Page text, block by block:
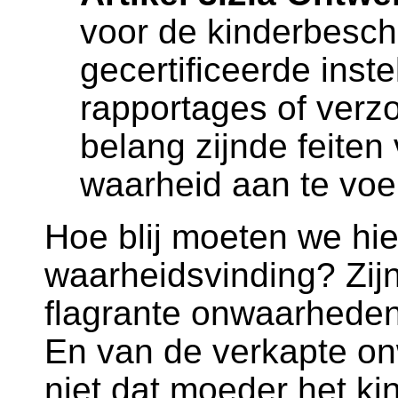
voor de
gecertificeerde
rapportages of
belang zijnde feiten
waarheid aan te
Hoe blij moeten we
waarheidsvinding?
flagrante
En van de verkapte
niet dat moeder het